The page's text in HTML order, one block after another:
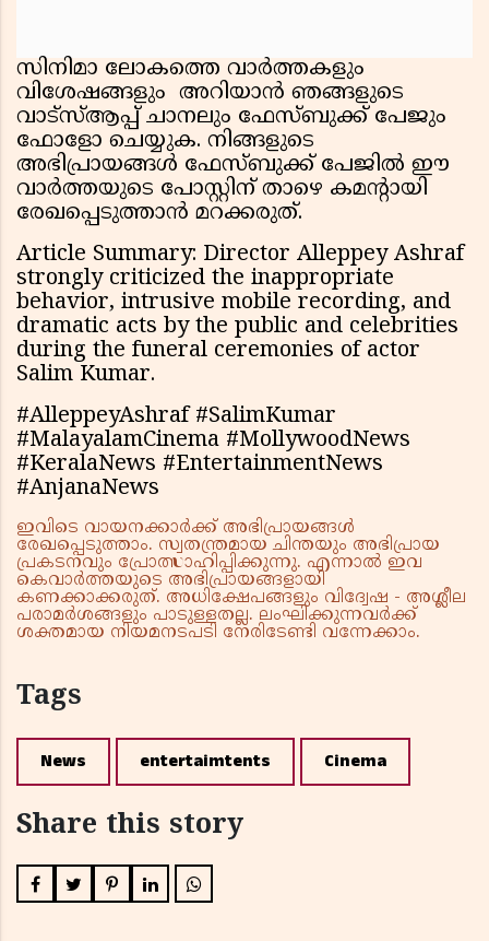
സിനിമാ ലോകത്തെ വാർത്തകളും
വിശേഷങ്ങളും അറിയാൻ ഞങ്ങളുടെ
വാട്സ്ആപ്പ് ചാനലും ഫേസ്ബുക്ക് പേജും
ഫോളോ ചെയ്യുക. നിങ്ങളുടെ
അഭിപ്രായങ്ങൾ ഫേസ്ബുക്ക് പേജിൽ ഈ
വാർത്തയുടെ പോസ്റ്റിന് താഴെ കമന്റായി
രേഖപ്പെടുത്താൻ മറക്കരുത്.
Article Summary: Director Alleppey Ashraf
strongly criticized the inappropriate
behavior, intrusive mobile recording, and
dramatic acts by the public and celebrities
during the funeral ceremonies of actor
Salim Kumar.
#AlleppeyAshraf #SalimKumar
#MalayalamCinema #MollywoodNews
#KeralaNews #EntertainmentNews
#AnjanaNews
ഇവിടെ വായനക്കാർക്ക് അഭിപ്രായങ്ങൾ
രേഖപ്പെടുത്താം. സ്വതന്ത്രമായ ചിന്തയും അഭിപ്രായ
പ്രകടനവും പ്രോത്സാഹിപ്പിക്കുന്നു. എന്നാൽ ഇവ
കെവാർത്തയുടെ അഭിപ്രായങ്ങളായി
കണക്കാക്കരുത്. അധിക്ഷേപങ്ങളും വിദ്വേഷ - അശ്ലീല
പരാമർശങ്ങളും പാടുള്ളതല്ല. ലംഘിക്കുന്നവർക്ക്
ശക്തമായ നിയമനടപടി നേരിടേണ്ടി വന്നേക്കാം.
Tags
News entertaimtents Cinema
Share this story